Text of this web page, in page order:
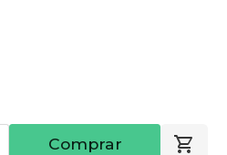
Comprar